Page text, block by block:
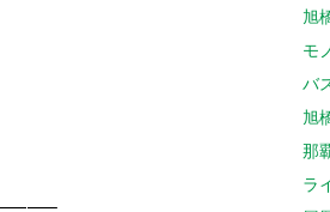
旭
モ
バ
旭
那
ラ